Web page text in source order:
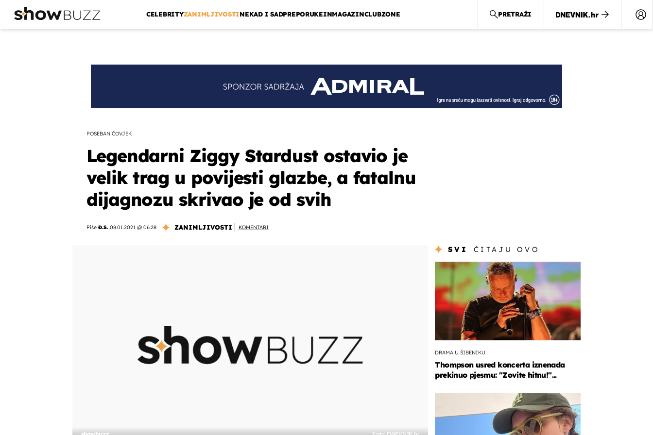
CELEBRITYZANIMLJIVOSTINEKAD I SADPREPORUKEINMAGAZINCLUBZONE PRETRAŽI
POSEBAN ČOVJEK
Legendarni Ziggy Stardust ostavio je
velik trag u povijesti glazbe, a fatalnu
dijagnozu skrivao je od svih
Piše Đ.S.,08.01.2021 @ 06:28 ZANIMLJIVOSTI KOMENTARI
SVI ČITAJU OVO
DRAMA U ŠIBENIKU
Thompson usred koncerta iznenada
prekinuo pjesmu: "Zovite hitnu!"...